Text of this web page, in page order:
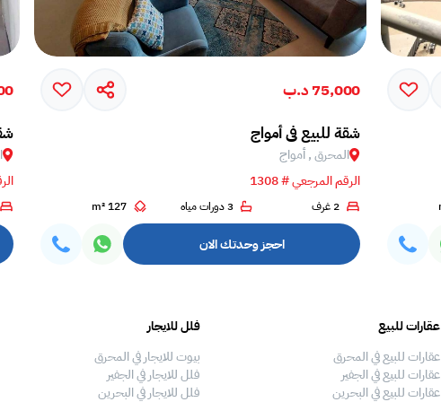
75,000 د.ب
شقة للبيع في أمواج
المحرق , أمواج
الرقم المرجعي # 1308
2 غرف 3 دورات مياه 127 m²
احجز وحدتك الان
عقارات للبيع
عقارات للبيع في المحرق
عقارات للبيع في الجفير
عقارات للبيع في البحرين
فلل للايجار
بيوت للايجار في المحرق
فلل للايجار في الجفير
فلل للايجار في البحرين